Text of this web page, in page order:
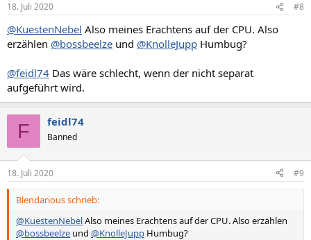
18. Juli 2020 #8
@KuestenNebel Also meines Erachtens auf der CPU. Also
erzählen @bossbeelze und @KnolleJupp Humbug?
@feidl74 Das wäre schlecht, wenn der nicht separat
aufgeführt wird.
F feidl74
Banned
18. Juli 2020 #9
Blendarious schrieb:
@KuestenNebelAlso meines Erachtens auf der CPU. Also erzählen
@bossbeelze und @KnolleJupp Humbug?